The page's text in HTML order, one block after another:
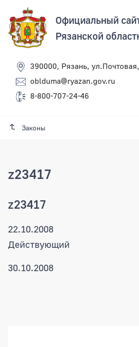
Официальный
Рязанской
390000, Рязань,
oblduma@ryazan.gov.ru
8-800-707-24-46
Законы
z23417
z23417
22.10.2008
Действующий
30.10.2008